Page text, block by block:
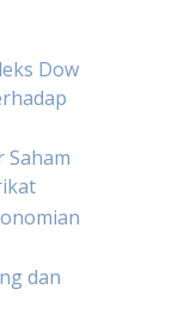
Dow
Saham
dan